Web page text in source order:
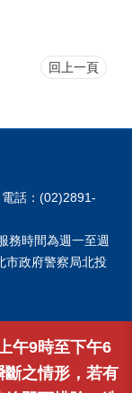
午9時至下午6
斷之情形，若有
回上一頁
話：(02)2891-
務時間為週一至週
市政府警察局北投